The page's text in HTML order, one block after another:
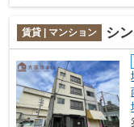
賃貸 | マンション シ